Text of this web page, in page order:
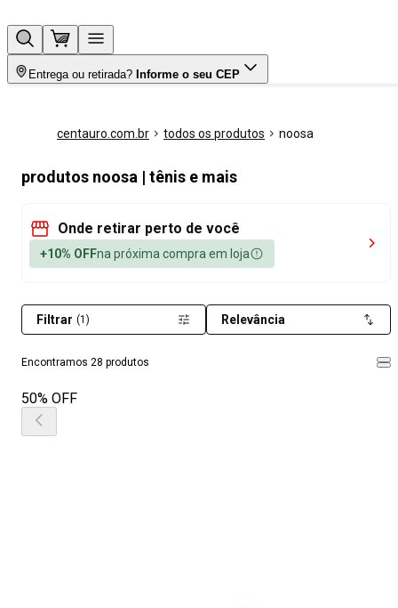
Entrega ou retirada? Informe o seu CEP
centauro.com.br todos os produtos noosa
produtos noosa | tênis e mais
Onde retirar perto de você
+10% OFFna próxima compra em loja
Encontramos 28 produtos
Filtrar (1) Relevância
50% OFF